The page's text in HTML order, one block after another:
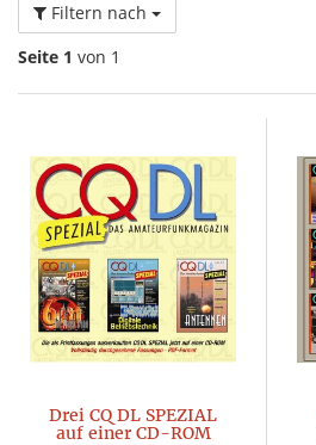
Filtern nach
Seite 1 von 1
Drei CQ DL SPEZIAL
auf einer CD-ROM